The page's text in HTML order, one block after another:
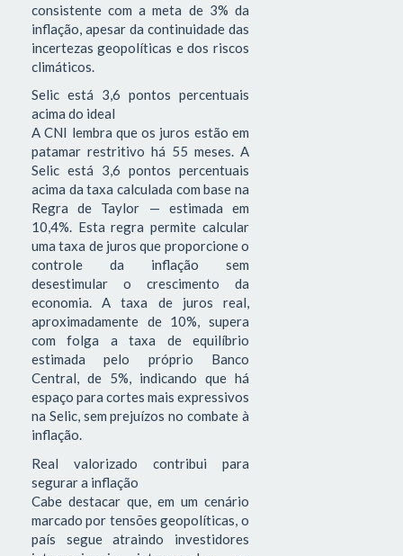
consistente com a meta de 3% da
inflação, apesar da continuidade das
incertezas geopolíticas e dos riscos
climáticos.
Selic está 3,6 pontos percentuais
acima do ideal
A CNI lembra que os juros estão em
patamar restritivo há 55 meses. A
Selic está 3,6 pontos percentuais
acima da taxa calculada com base na
Regra de Taylor — estimada em
10,4%. Esta regra permite calcular
uma taxa de juros que proporcione o
controle da inflação sem
desestimular o crescimento da
economia. A taxa de juros real,
aproximadamente de 10%, supera
com folga a taxa de equilíbrio
estimada pelo próprio Banco
Central, de 5%, indicando que há
espaço para cortes mais expressivos
na Selic, sem prejuízos no combate à
inflação.
Real valorizado contribui para
segurar a inflação
Cabe destacar que, em um cenário
marcado por tensões geopolíticas, o
país segue atraindo investidores